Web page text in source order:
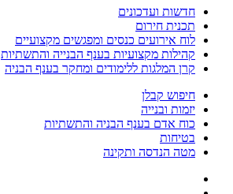
חדשות ועדכונים
תכנית חירום
לוח אירועים כנסים ומפגשים מקצועיים
קהילות מקצועיות בענף הבנייה והתשתיות
קרן המלגות ללימודים ומחקר בענף הבניה
חיפוש קבלן
יזמות ובנייה
כוח אדם בענף הבניה והתשתיות
בטיחות
מטה הנדסה ותקינה